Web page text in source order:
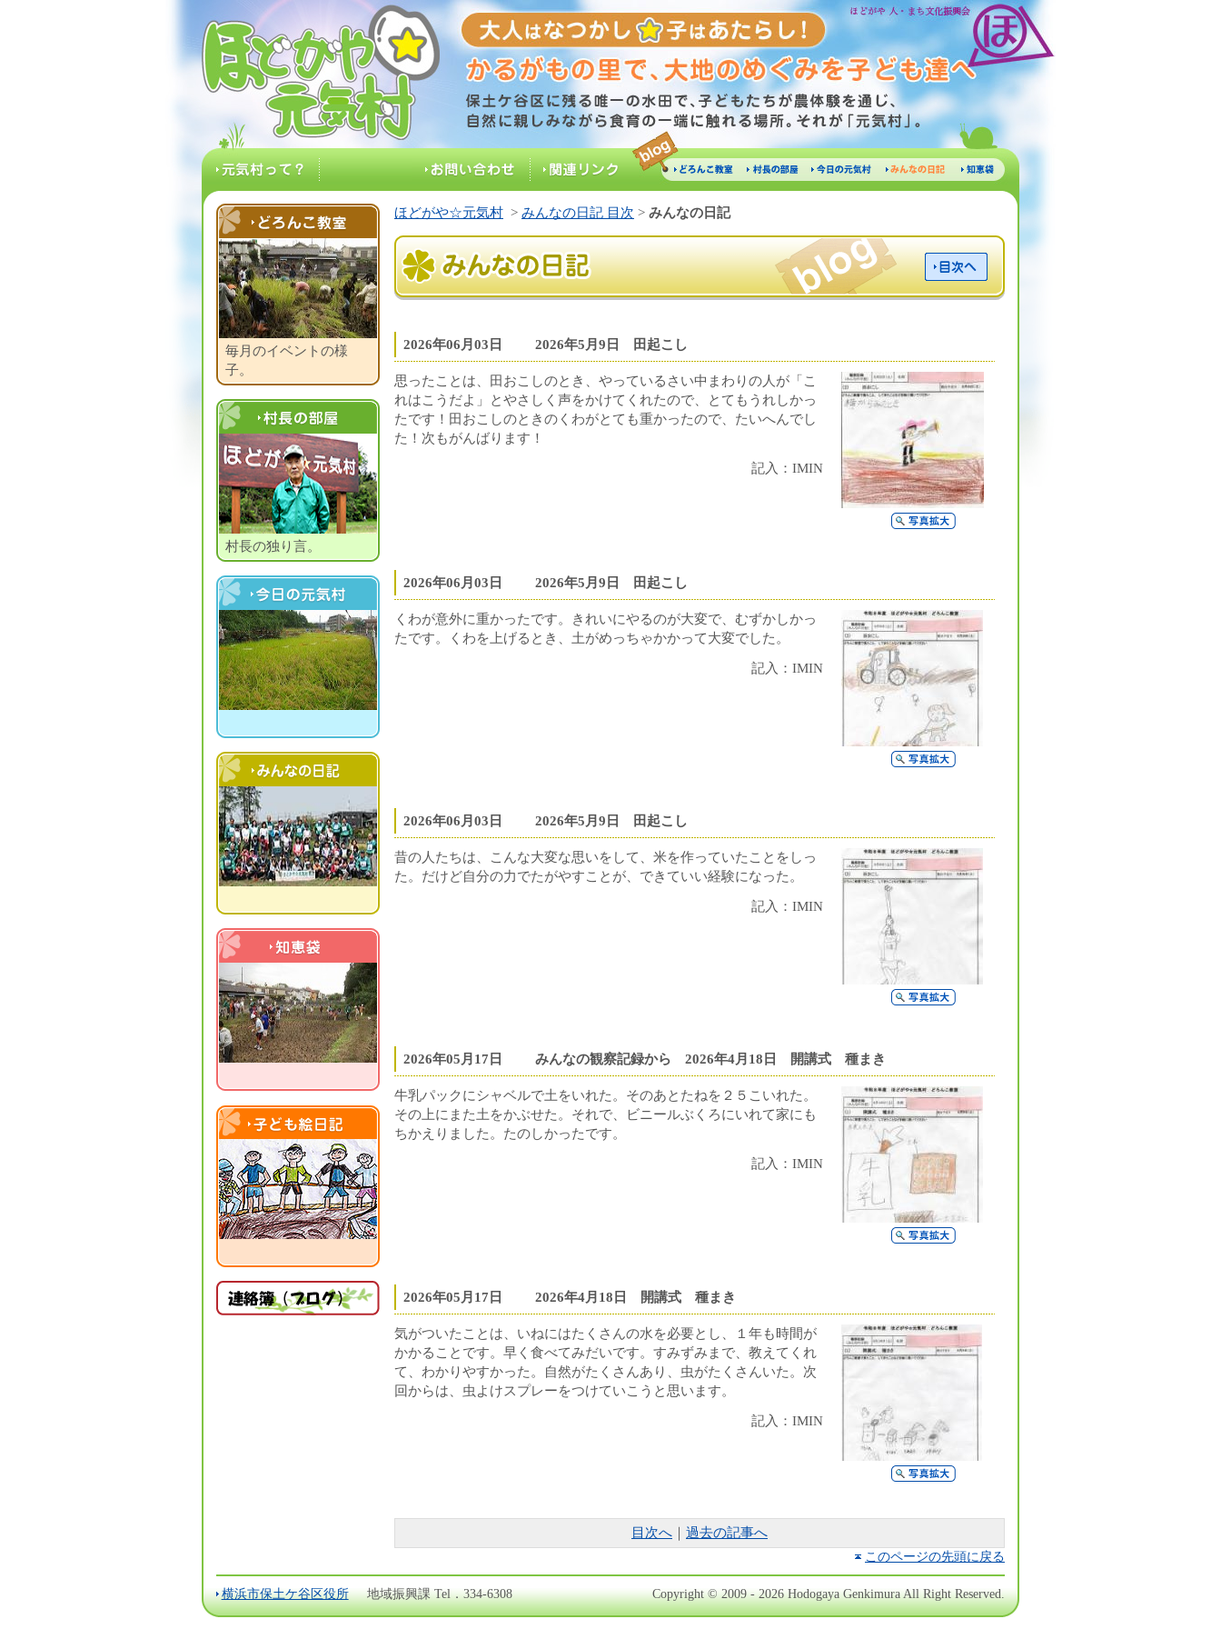
ほどがや☆元気村
大人はなつかし☆子はあたらし！かるがもの里で、大地のめぐみを子ども達へ
保土ケ谷区に残る唯一の水田で、子どもたちが農体験を通じ、自然に親しみながら食育の一端
に触れる場所。それが「元気村」。
元気村って？
お問い合わせ 関連リンク
どろんこ
教室
村長の
今日の元
みんなの
知恵
どろんこ教室
毎月のイベントの様
子。
村長の部屋
村長の独り言。
今日の元気村
村民の日記
知恵袋
子ども絵日記
ほどがや☆元気村 > みんなの日記 目次 > みんなの日記
2026年06月03日 2026年5月9日 田起こし
思ったことは、田おこしのとき、やっているさい中まわりの人が「こ
れはこうだよ」とやさしく声をかけてくれたので、とてもうれしかっ
たです！田おこしのときのくわがとても重かったので、たいへんでし
た！次もがんばります！
記入：IMIN
2026年06月03日 2026年5月9日 田起こし
くわが意外に重かったです。きれいにやるのが大変で、むずかしかっ
たです。くわを上げるとき、土がめっちゃかかって大変でした。
記入：IMIN
2026年06月03日 2026年5月9日 田起こし
昔の人たちは、こんな大変な思いをして、米を作っていたことをしっ
た。だけど自分の力でたがやすことが、できていい経験になった。
記入：IMIN
2026年05月17日 みんなの観察記録から 2026年4月18日 開講式 種まき
牛乳パックにシャベルで土をいれた。そのあとたねを２５こいれた。
その上にまた土をかぶせた。それで、ビニールぶくろにいれて家にも
ちかえりました。たのしかったです。
記入：IMIN
2026年05月17日 2026年4月18日 開講式 種まき
気がついたことは、いねにはたくさんの水を必要とし、１年も時間が
かかることです。早く食べてみだいです。すみずみまで、教えてくれ
て、わかりやすかった。自然がたくさんあり、虫がたくさんいた。次
回からは、虫よけスプレーをつけていこうと思います。
記入：IMIN
目次へ
過去の記事へ
このページの先頭に戻る
横浜市保土ケ谷区役所 地域振興課 Tel．334-6308 Copyright © 2009 - 2026 Hodogaya Genkimura All Right Reserved.